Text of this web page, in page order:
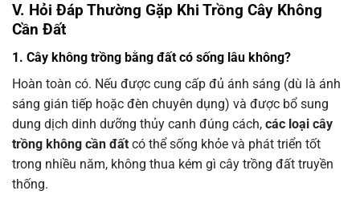
V. Hỏi Đáp Thường Gặp Khi Trồng Cây Không
Cần Đất
1. Cây không trồng bằng đất có sống lâu không?
Hoàn toàn có. Nếu được cung cấp đủ ánh sáng (dù là ánh
sáng gián tiếp hoặc đèn chuyên dụng) và được bổ sung
dung dịch dinh dưỡng thủy canh đúng cách, các loại cây
trồng không cần đất có thể sống khỏe và phát triển tốt
trong nhiều năm, không thua kém gì cây trồng đất truyền
thống.